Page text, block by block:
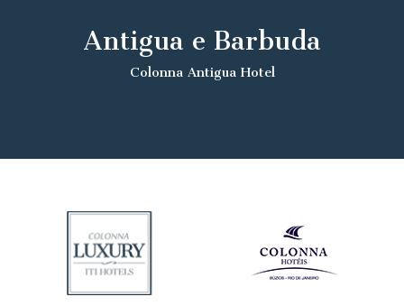
Antigua e Barbuda
Colonna Antigua Hotel